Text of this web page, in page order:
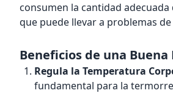
consumen la cantidad adecuada
que puede llevar a problemas de
Beneficios de una
Regula la Temperatura
fundamental para la